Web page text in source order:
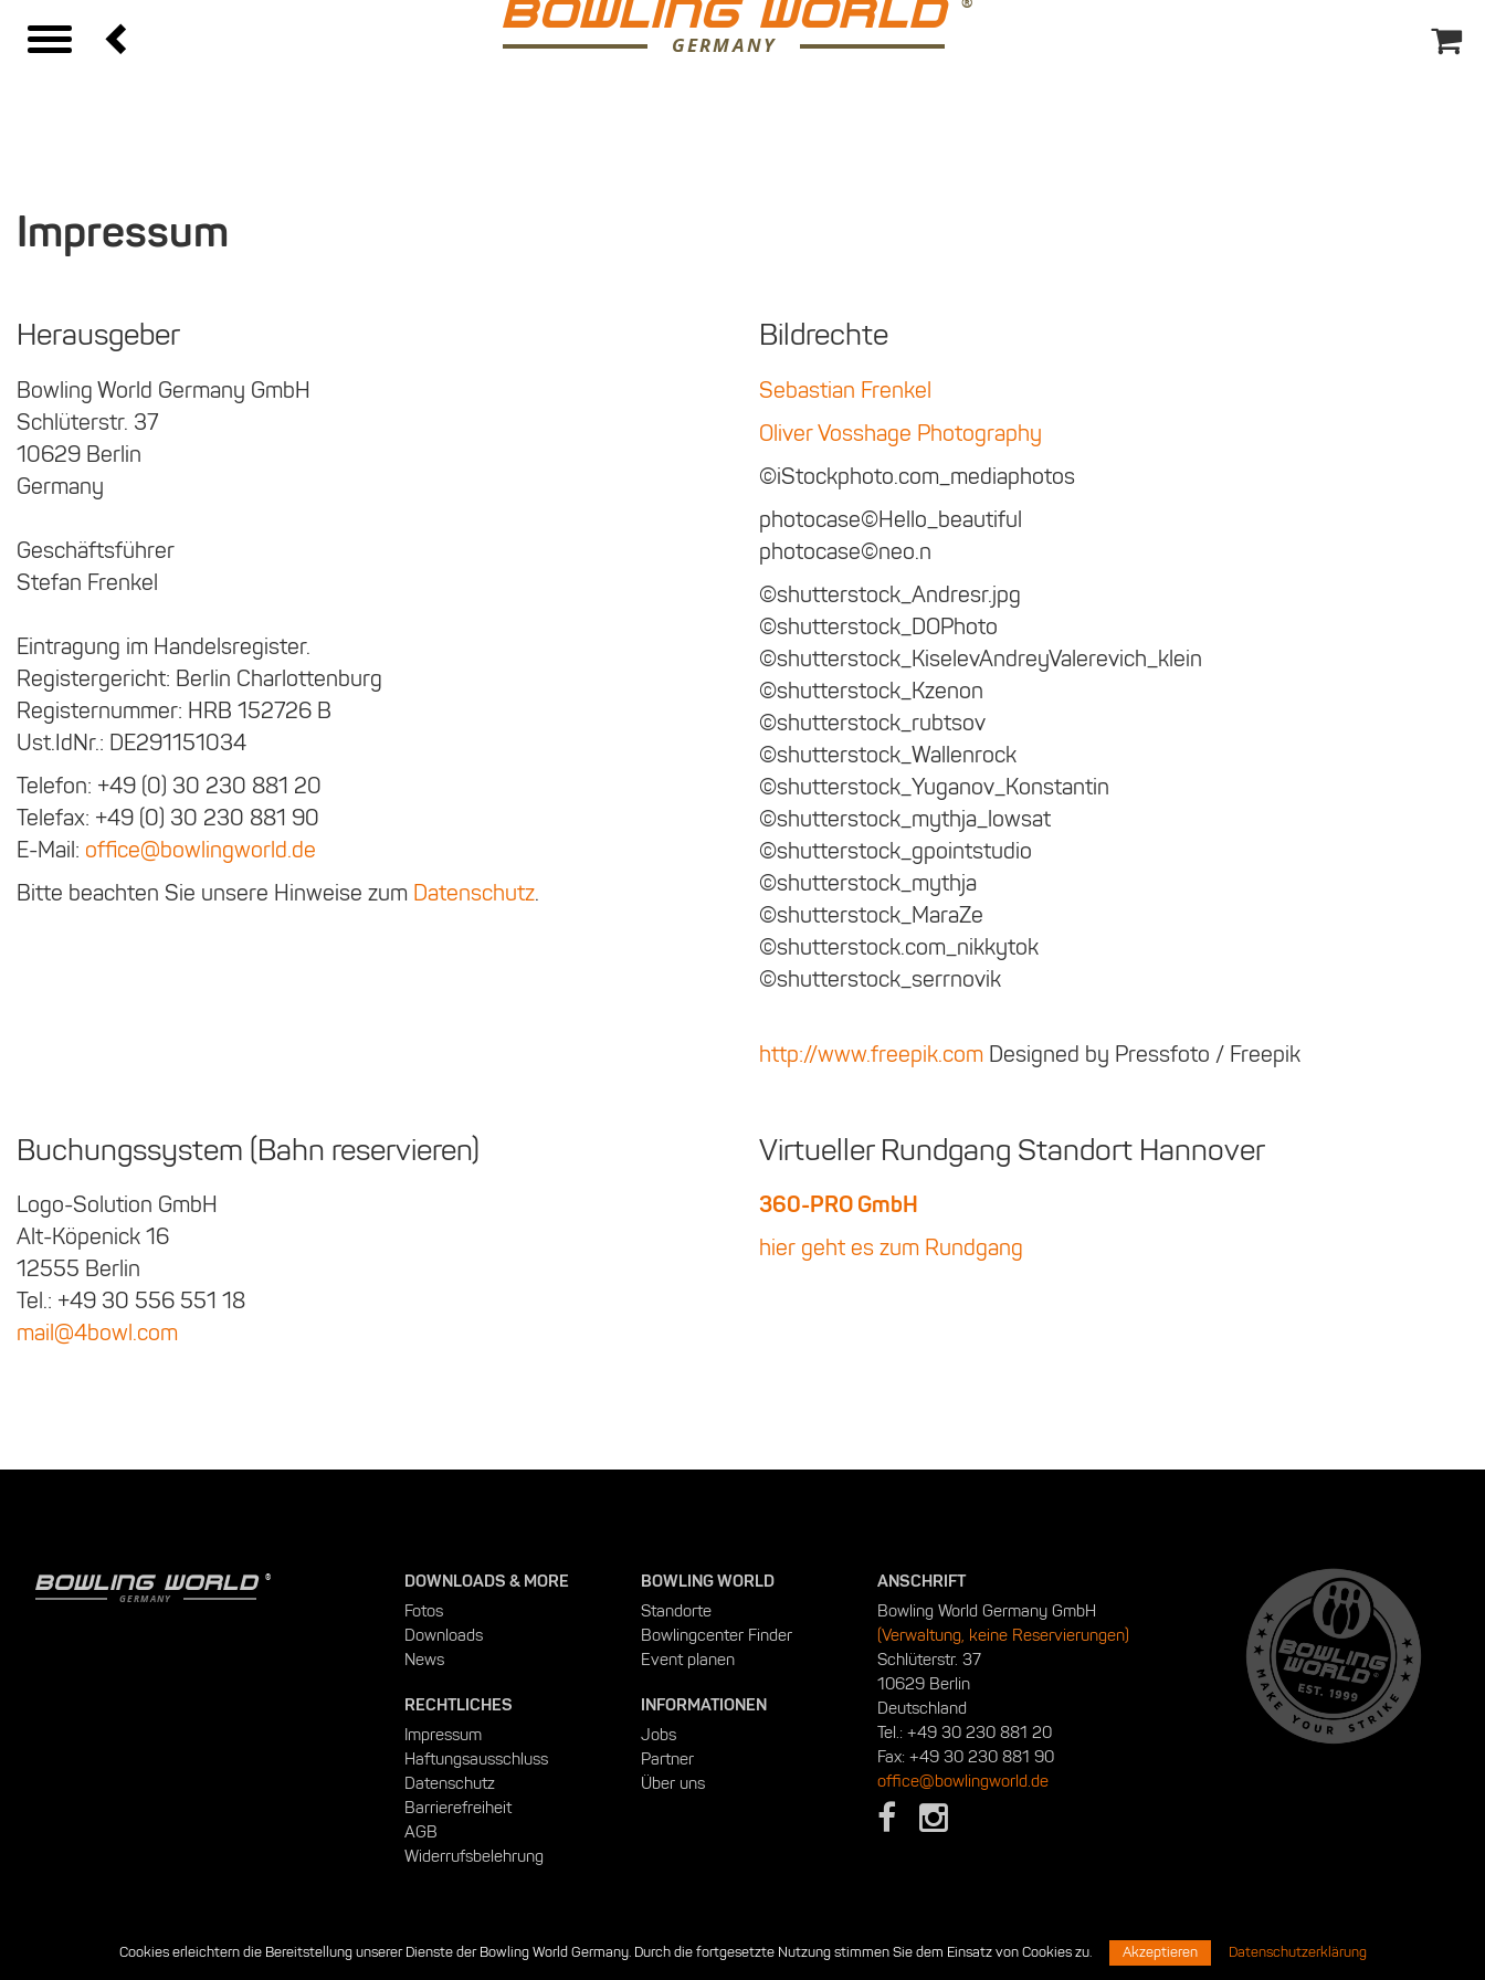
BOWLING WORLD
GERMANY
Impressum
Herausgeber
Bowling World Germany GmbH
Schlüterstr. 37
10629 Berlin
Germany
Geschäftsführer
Stefan Frenkel
Eintragung im Handelsregister.
Registergericht: Berlin Charlottenburg
Registernummer: HRB 152726 B
Ust.IdNr.: DE291151034
Telefon: +49 (0) 30 230 881 20
Telefax: +49 (0) 30 230 881 90
E-Mail: office@bowlingworld.de
Bitte beachten Sie unsere Hinweise zum Datenschutz.
Bildrechte
Sebastian Frenkel
Oliver Vosshage Photography
©iStockphoto.com_mediaphotos
photocase©Hello_beautiful
photocase©neo.n
©shutterstock_Andresr.jpg
©shutterstock_DOPhoto
©shutterstock_KiselevAndreyValerevich_klein
©shutterstock_Kzenon
©shutterstock_rubtsov
©shutterstock_Wallenrock
©shutterstock_Yuganov_Konstantin
©shutterstock_mythja_lowsat
©shutterstock_gpointstudio
©shutterstock_mythja
©shutterstock_MaraZe
©shutterstock.com_nikkytok
©shutterstock_serrnovik
http://www.freepik.com Designed by Pressfoto / Freepik
Buchungssystem (Bahn reservieren)
Logo-Solution GmbH
Alt-Köpenick 16
12555 Berlin
Tel.: +49 30 556 551 18
mail@4bowl.com
Virtueller Rundgang Standort Hannover
360-PRO GmbH
hier geht es zum Rundgang
BOWLING WORLD
GERMANY
DOWNLOADS & MORE
Fotos
Downloads
News
RECHTLICHES
Impressum
Haftungsausschluss
Datenschutz
Barrierefreiheit
AGB
Widerrufsbelehrung
BOWLING WORLD
Standorte
Bowlingcenter Finder
Event planen
INFORMATIONEN
Jobs
Partner
Über uns
ANSCHRIFT
Bowling World Germany GmbH
(Verwaltung, keine Reservierungen)
Schlüterstr. 37
10629 Berlin
Deutschland
Tel.: +49 30 230 881 20
Fax: +49 30 230 881 90
office@bowlingworld.de
Cookies erleichtern die Bereitstellung unserer Dienste der Bowling World Germany. Durch die fortgesetzte Nutzung stimmen Sie dem Einsatz von Cookies zu. Akzeptieren Datenschutzerklärung